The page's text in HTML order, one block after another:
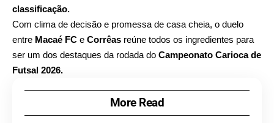
classificação.
Com clima de decisão e promessa de casa cheia, o duelo
entre Macaé FC e Corrêas reúne todos os ingredientes para
ser um dos destaques da rodada do Campeonato Carioca de
Futsal 2026.
More Read